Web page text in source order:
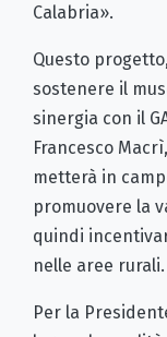
Calabria».
Questo
sostenere il
sinergia con il
Francesco
metterà in
promuovere la
quindi
nelle aree rurali.
Per la